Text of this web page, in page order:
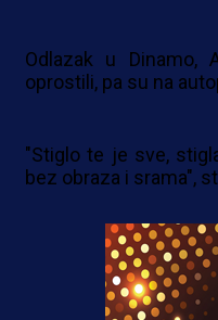
Odlazak u Dinamo,
oprostili, pa su na
"Stiglo te je sve,
bez obraza i srama",